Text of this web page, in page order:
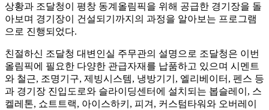
상황과 조달청이 평창 동계올림픽을 위해 공급한 경기장을 돌
아보며 경기장이 건설되기까지의 과정을 알아보는 프로그램
으로 진행되었다.
친절하신 조달청 대변인실 주무관의 설명으로 조달청은 이번
올림픽에 필요한 다양한 관급자재를 납품하고 있으며 시멘트
와 철근, 조명기구, 제빙시스템, 냉방기기, 엘리베이터, 펜스 등
과 경기장 진입도로와 슬라이딩센터에 설치되는 봅슬레이, 스
켈레톤, 쇼트트랙, 아이스하키, 피겨, 커스텀타워와 오버레이